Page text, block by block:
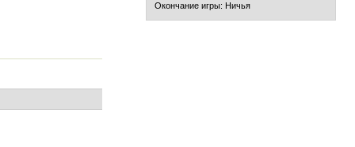
Окончание игры: Ничья